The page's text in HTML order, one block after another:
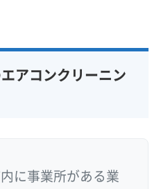
アコンクリーニン
に事業所がある業